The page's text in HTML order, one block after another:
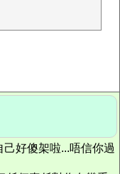
好傻架啦...唔信你過